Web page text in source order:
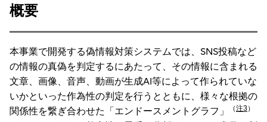
概要
本事業で開発する偽情報対策システムでは、SNS投稿など
の情報の真偽を判定するにあたって、その情報に含まれる
文章、画像、音声、動画が生成AI等によって作られていな
いかといった作為性の判定を行うとともに、様々な根拠の
関係性を繋ぎ合わせた「エンドースメントグラフ」
（注3）